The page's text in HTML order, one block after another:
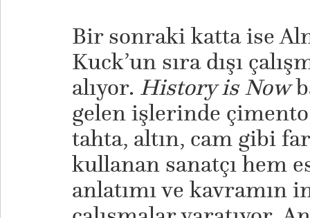
​Bir sonraki katta ise
Kuck’un sıra dışı
alıyor. History is Now
gelen işlerinde
tahta, altın, cam gibi
kullanan sanatçı hem
anlatımı ve kavramın